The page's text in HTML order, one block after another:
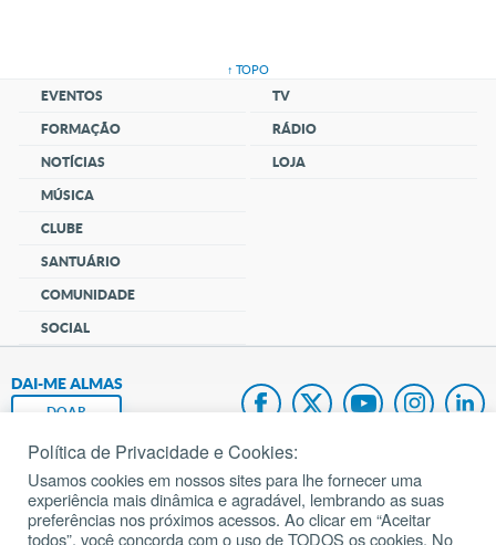
↑ TOPO
EVENTOS
FORMAÇÃO
NOTÍCIAS
MÚSICA
CLUBE
SANTUÁRIO
COMUNIDADE
SOCIAL
TV
RÁDIO
LOJA
DAI-ME ALMAS
DOAR
Fundação João Paulo II
Pedido de Oração
Política de Privacidade e Cookies:
Usamos cookies em nossos sites para lhe fornecer uma
experiência mais dinâmica e agradável, lembrando as suas
preferências nos próximos acessos. Ao clicar em “Aceitar
todos”, você concorda com o uso de TODOS os cookies. No